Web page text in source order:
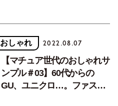
おしゃれ 2022.08.07
【マチュア世代のおしゃれサ
ンプル＃03】60代からの
GU、ユニクロ…。ファスト